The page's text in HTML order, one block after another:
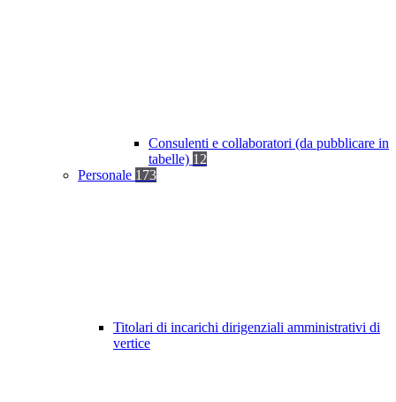
Consulenti e collaboratori (da pubblicare in
tabelle) 12
Personale 173
Titolari di incarichi dirigenziali amministrativi di
vertice